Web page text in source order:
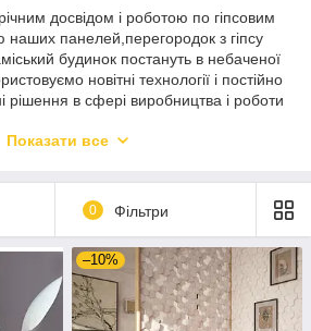
досвідом і роботою по гіпсовим
панелей,перегородок з гіпсу
будинок постануть в небаченої
новітні технології і постійно
рішення в сфері виробництва і роботи
в Київ .
Показати все
0 Фільтри
–10%